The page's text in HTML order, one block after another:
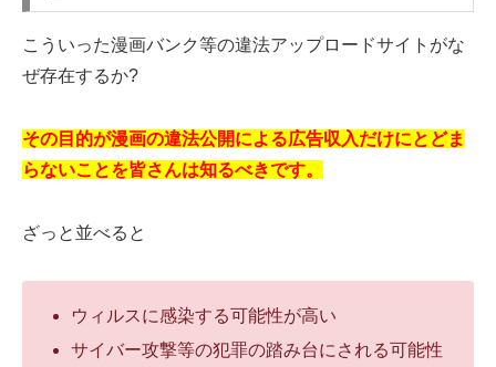
こういった漫画バンク等の違法アップロードサイトがな
ぜ存在するか?
その目的が漫画の違法公開による広告収入だけにとどま
らないことを皆さんは知るべきです。
ざっと並べると
ウィルスに感染する可能性が高い
サイバー攻撃等の犯罪の踏み台にされる可能性